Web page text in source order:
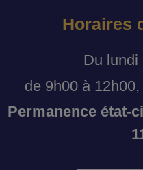
Horaires
Du lundi
de 9h00 à
Permanence état-